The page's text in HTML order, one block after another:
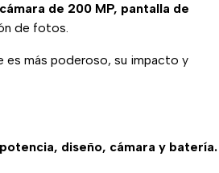
cámara de 200 MP, pantalla de
de fotos.
es más poderoso, su impacto y
potencia, diseño, cámara y batería.